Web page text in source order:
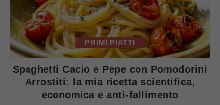
PRIMI PIATTI
Spaghetti Cacio e Pepe con Pomodorini
Arrostiti: la mia ricetta scientifica,
economica e anti-fallimento